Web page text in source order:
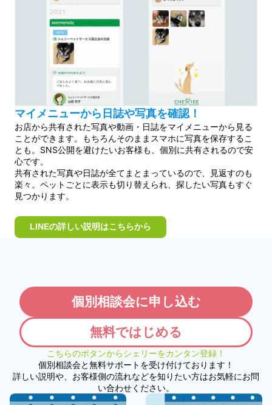
マイメニューから日誌や写真を確認！
お店から共有された写真や動画・日誌をマイメニューから見る
ことができます。もちろんそのままスマホに写真を保存するこ
とも。SNS公開を避けたいお客様も、個別に共有されるので安
心です。
共有された写真や日誌が全てまとまっているので、見返すのも
楽々。ペットごとに表示も切り替えられ、探したい写真もすぐ
見つかります。
LINEの詳しい説明はこちらから
個別相談会に申し込む
無料ではじめる
こちらのボタンからシェリーをカンタン登録！
個別相談会と無料サポートを受け付けております！
詳しい説明や、お客様側の流れなどを知りたい方はお気軽にお問
い合わせください。